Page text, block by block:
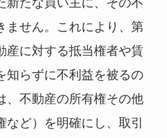
新たな買い主に、その不
ません。これにより、第
産に対する抵当権者や賃
知らずに不利益を被るの
、不動産の所有権その他
ど）を明確にし、取引